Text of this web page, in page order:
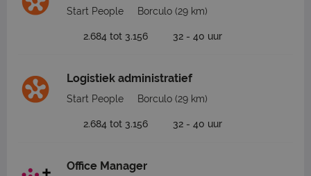
Start People Borculo (29 km)
2.684 tot 3.156 32 - 40 uur
Logistiek administratief
Start People Borculo (29 km)
2.684 tot 3.156 32 - 40 uur
Office Manager